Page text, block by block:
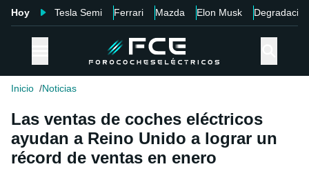
Hoy Tesla Semi Ferrari Mazda Elon Musk Degradación
Inicio Noticias
Las ventas de coches eléctricos
ayudan a Reino Unido a lograr un
récord de ventas en enero